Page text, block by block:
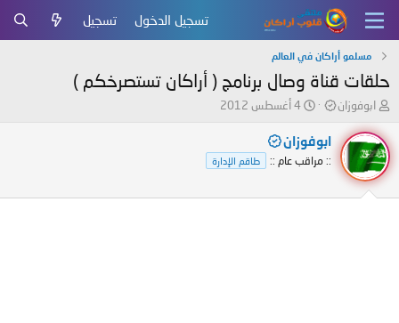
تسجيل الدخول تسجيل
مسلمو أراكان في العالم
حلقات قناة وصال برنامج ( أراكان تستصرخكم )
ب
د
ئ
ا
ل
م
ابوفوزان
ت
ر
ي
خ
ل
4 أغسطس 2012
ابوفوزان
:: مراقب عام :: طاقم الإدارة